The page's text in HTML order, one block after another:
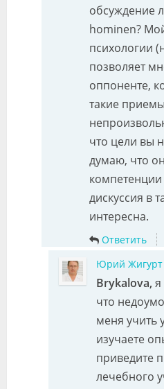
обсуждение
hominen?
психологии
позволяет
оппоненте,
такие
что цели вы
думаю, что
дискуссия в
интересна.
Ответить
Юрий Жигурт
Brykalova, я
что
меня учить
изучаете
приведите
лечебного